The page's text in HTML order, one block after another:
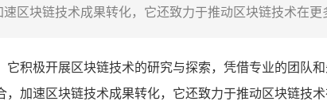
区块链技术成果转化，它还致力于推动区块链技术在更
积极开展区块链技术的研究与探索，凭借专业的团队
加速区块链技术成果转化，它还致力于推动区块链技